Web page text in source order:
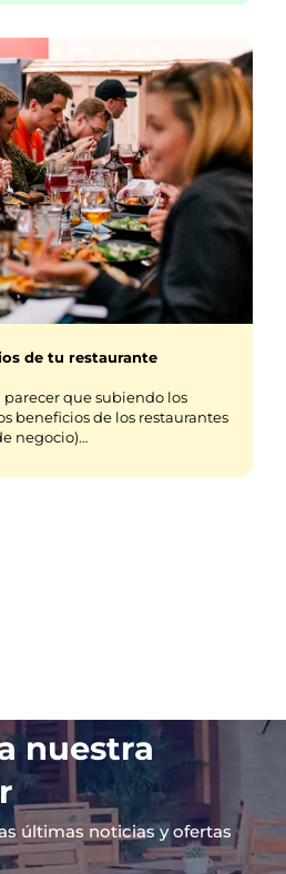
de tu restaurante
que subiendo los
beneficios de los restaurantes
negocio)…
nuestra
últimas noticias y ofertas